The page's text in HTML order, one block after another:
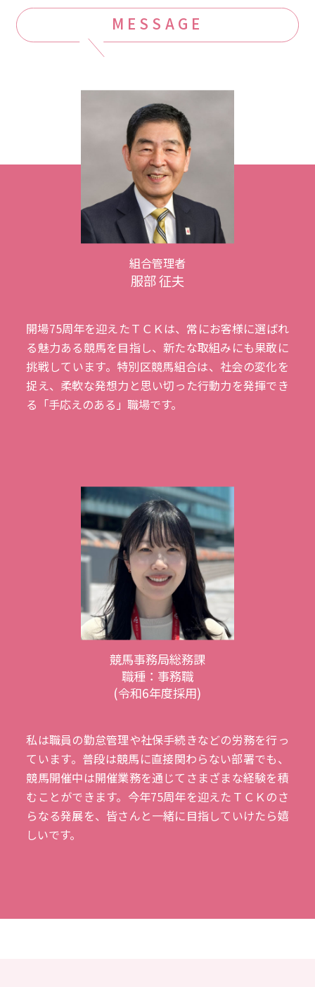
MESSAGE
組合管理者
服部 征夫
開場75周年を迎えたＴＣＫは、常にお客様に選ばれ
る魅力ある競馬を目指し、新たな取組みにも果敢に
挑戦しています。特別区競馬組合は、社会の変化を
捉え、柔軟な発想力と思い切った行動力を発揮でき
る「手応えのある」職場です。
競馬事務局総務課
職種：事務職
(令和6年度採用)
私は職員の勤怠管理や社保手続きなどの労務を行っ
ています。普段は競馬に直接関わらない部署でも、
競馬開催中は開催業務を通じてさまざまな経験を積
むことができます。今年75周年を迎えたＴＣＫのさ
らなる発展を、皆さんと一緒に目指していけたら嬉
しいです。